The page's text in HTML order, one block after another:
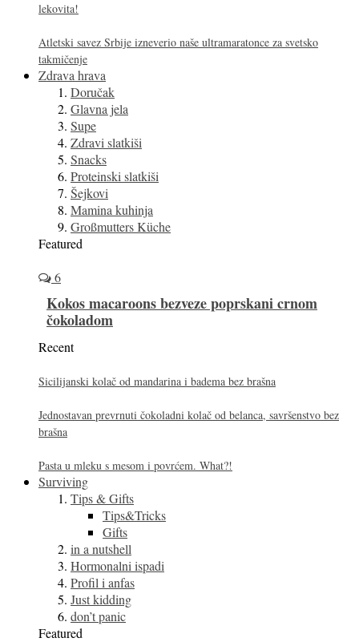
lekovita!
Atletski savez Srbije izneverio naše ultramaratonce za svetsko
takmičenje
Zdrava hrava
Doručak
Glavna jela
Supe
Zdravi slatkiši
Snacks
Proteinski slatkiši
Šejkovi
Mamina kuhinja
Großmutters Küche
Featured
6
Kokos macaroons bezveze poprskani crnom
čokoladom
Recent
Sicilijanski kolač od mandarina i badema bez brašna
Jednostavan prevrnuti čokoladni kolač od belanca, savršenstvo bez
brašna
Pasta u mleku s mesom i povrćem. What?!
Surviving
Tips & Gifts
Tips&Tricks
Gifts
in a nutshell
Hormonalni ispadi
Profil i anfas
Just kidding
don’t panic
Featured